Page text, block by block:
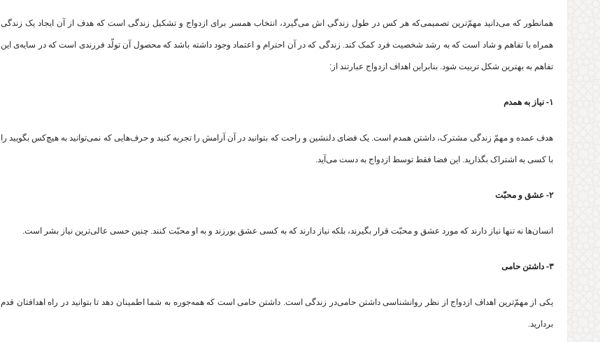
همانطور که می‌دانید مهمّ‌ترین تصمیمی‌که هر کس در طول زندگی اش می‌گیرد، انتخاب همسر برای ازدواج و تشکیل زندگی است که هدف از آن ایجاد یک زندگی
همراه با تفاهم و شاد است که به رشد شخصیت فرد کمک کند. زندگی که در آن احترام و اعتماد وجود داشته باشد که محصول آن تولّد فرزندی است که در سایه‌ی این
تفاهم به بهترین شکل تربیت شود. بنابراین اهداف ازدواج عبارتند از:
۱- نیاز به همدم
هدف عمده و مهمّ زندگی مشترک، داشتن همدم است. یک فضای دلنشین و راحت که بتوانید در آن آرامش را تجربه کنید و حرف‌‌‌هایی که نمی‌توانید به هیچ‌کس بگویید را
با کسی به اشتراک بگذارید. این فضا فقط توسط ازدواج به دست می‌آید.
۲- عشق و محبّت
انسان‌‌‌ها نه تنها نیاز دارند که مورد عشق و محبّت قرار بگیرند، بلکه نیاز دارند که به کسی عشق بورزند و به او محبّت کنند. چنین حسی عالی‌ترین نیاز بشر است.
۳- داشتن حامی
یکی از مهمّ‌ترین اهداف ازدواج از نظر روانشناسی داشتن حامی‌در زندگی است. داشتن حامی ‌است که همه‌جوره به شما اطمینان دهد تا بتوانید در راه اهدافتان قدم
بردارید.